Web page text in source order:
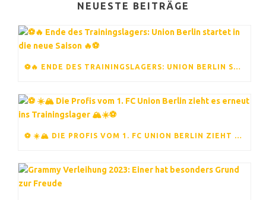
NEUESTE BEITRÄGE
⚽️🔥 ENDE DES TRAININGSLAGERS: UNION BERLIN STARTET IN DIE NEUE SAISON 🔥⚽️
⚽ ☀️🏔️ DIE PROFIS VOM 1. FC UNION BERLIN ZIEHT ES ERNEUT INS TRAININGSLAGER 🏔️☀️⚽